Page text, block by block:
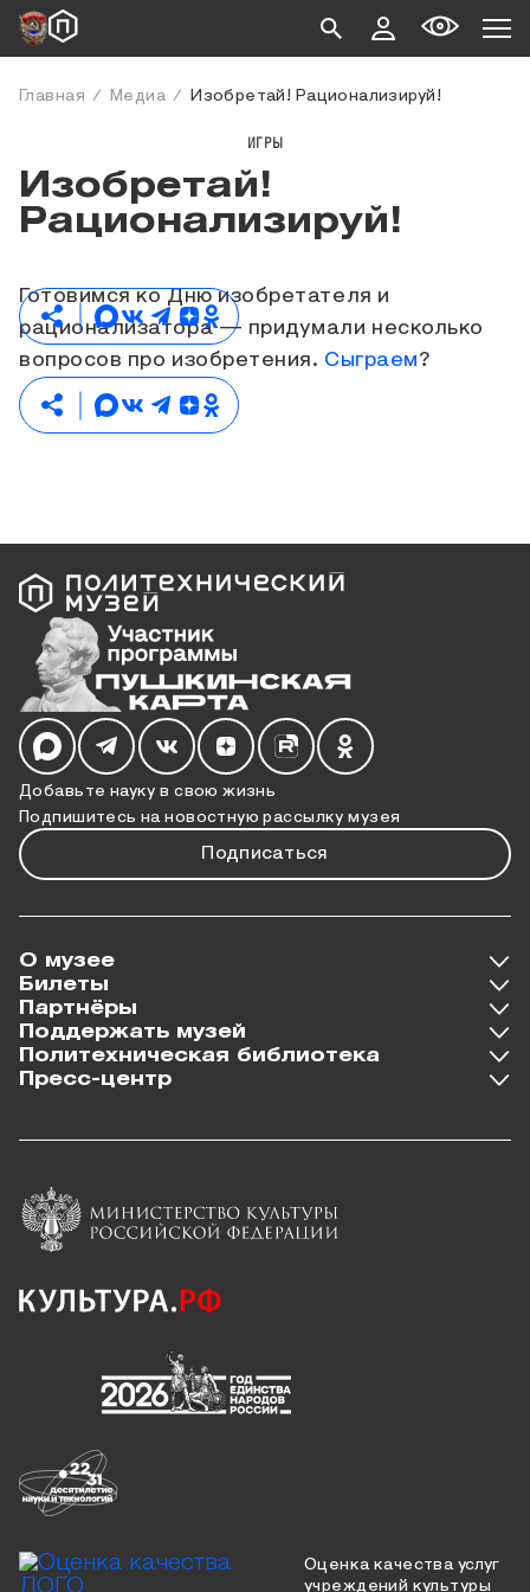
Главная Медиа Изобретай! Рационализируй!
ИГРЫ
Изобретай!
Рационализируй!
Готовимся ко Дню изобретателя и
рационализатора — придумали несколько
вопросов про изобретения. Сыграем?
Добавьте науку в свою жизнь
Подпишитесь на новостную рассылку музея
Подписаться
Мы в социальных сетях
О музее
Билеты
Партнёры
Поддержать музей
Политехническая библиотека
Пресс-центр
Оценка качества услуг
учреждений культуры